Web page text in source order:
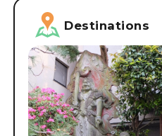
Destinations